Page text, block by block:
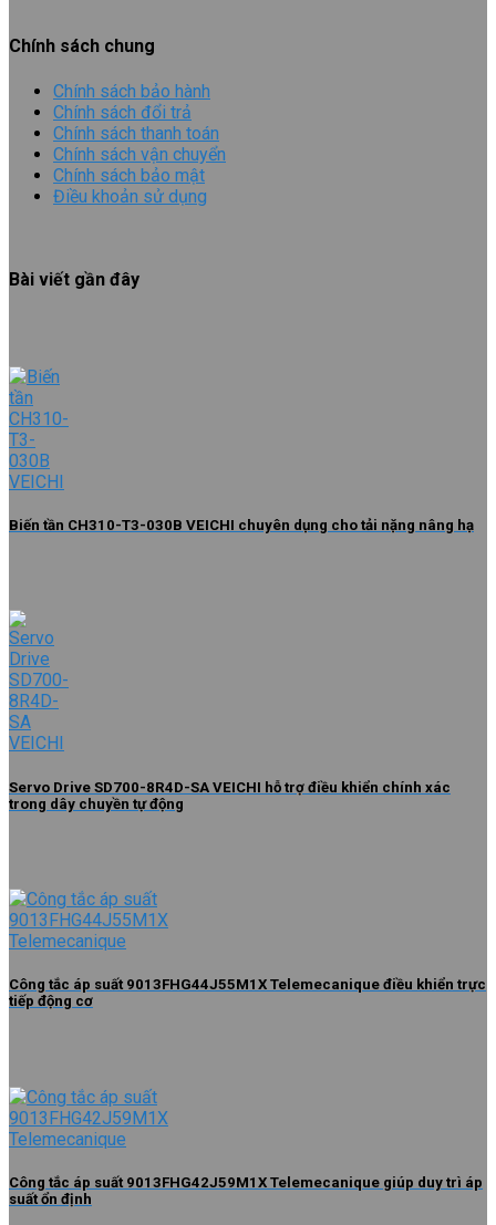
Chính sách chung
Chính sách bảo hành
Chính sách đổi trả
Chính sách thanh toán
Chính sách vận chuyển
Chính sách bảo mật
Điều khoản sử dụng
Bài viết gần đây
Biến tần CH310-T3-030B VEICHI chuyên dụng cho tải nặng nâng hạ
Servo Drive SD700-8R4D-SA VEICHI hỗ trợ điều khiển chính xác
trong dây chuyền tự động
Công tắc áp suất 9013FHG44J55M1X Telemecanique điều khiển trực
tiếp động cơ
Công tắc áp suất 9013FHG42J59M1X Telemecanique giúp duy trì áp
suất ổn định